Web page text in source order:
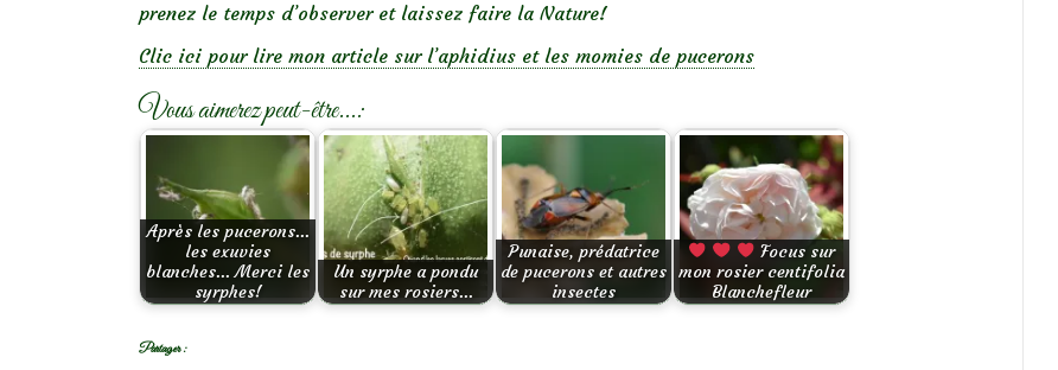
prenez le temps d’observer et laissez faire la Nature!
Clic ici pour lire mon article sur l’aphidius et les momies de pucerons
Vous aimerez peut-être...:
Après les pucerons…
les exuvies
blanches… Merci les
syrphes!
Un syrphe a pondu
sur mes rosiers…
Punaise, prédatrice
de pucerons et autres
insectes
Focus sur
mon rosier centifolia
Blanchefleur
Partager :